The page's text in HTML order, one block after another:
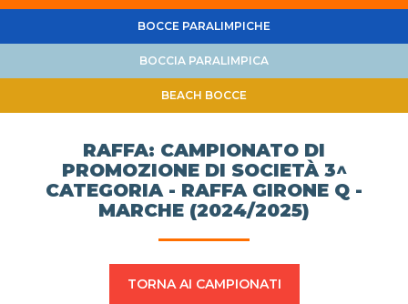
BOCCE PARALIMPICHE
BOCCIA PARALIMPICA
BEACH BOCCE
RAFFA: CAMPIONATO DI
PROMOZIONE DI SOCIETÀ 3^
CATEGORIA - RAFFA GIRONE Q -
MARCHE (2024/2025)
TORNA AI CAMPIONATI